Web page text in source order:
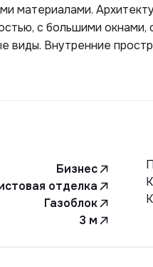
материалами.
с большими
виды. Внутренние
детские и спортивные
Бизнес
отделка
Газоблок
3 м